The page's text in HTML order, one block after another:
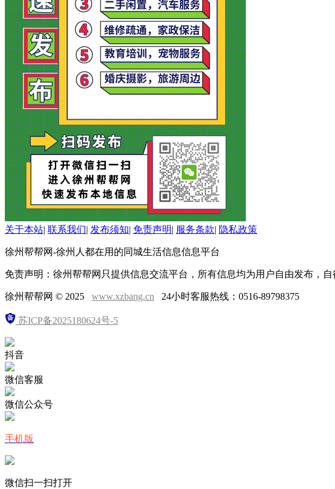
关于本站| 联系我们| 发布须知| 免责声明| 服务条款| 隐私政策
徐州帮帮网-徐州人都在用的同城生活信息信息平台
免责声明：徐州帮帮网只提供信息交流平台，所有信息均为用户自由发布，自
徐州帮帮网 © 2025 www.xzbang.cn 24小时客服热线：0516-89798375
苏ICP备2025180624号-5
抖音
微信客服
微信公众号
手机版
微信扫一扫打开